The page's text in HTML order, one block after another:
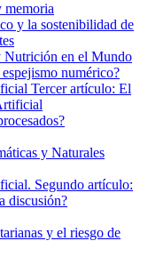
memoria
y la sostenibilidad de
Nutrición en el Mundo
numérico?
Tercer artículo: El
y Naturales
Segundo artículo:
discusión?
y el riesgo de